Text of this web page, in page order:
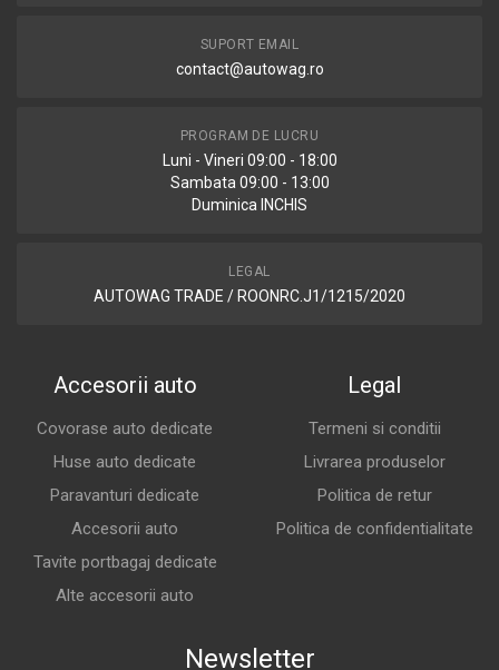
SUPORT EMAIL
contact@autowag.ro
PROGRAM DE LUCRU
Luni - Vineri 09:00 - 18:00
Sambata 09:00 - 13:00
Duminica INCHIS
LEGAL
AUTOWAG TRADE / ROONRC.J1/1215/2020
Accesorii auto
Covorase auto dedicate
Huse auto dedicate
Paravanturi dedicate
Accesorii auto
Tavite portbagaj dedicate
Alte accesorii auto
Legal
Termeni si conditii
Livrarea produselor
Politica de retur
Politica de confidentialitate
Newsletter